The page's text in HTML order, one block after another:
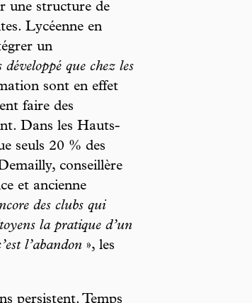
une structure de
Lycéenne en
un
que chez les
sont en effet
faire des
Dans les Hauts-
seuls 20 % des
conseillère
et ancienne
des clubs qui
la pratique d’un
l’abandon », les